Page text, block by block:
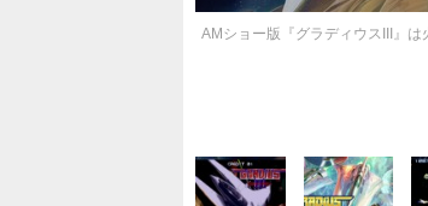
AMショー版『グラディウスIII』